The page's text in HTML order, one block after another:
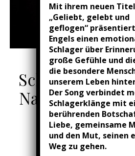
NEWS ...
Schlager- und
Nacht im
01/12/2023 / 0
Mit ihrem neuen Titel
„Geliebt, gelebt und
geflogen“
Engels einen
Schlager über
große Gefühle und
die besondere
unserem Leben
Der Song verbindet
Schlagerklänge mit
berührenden
Liebe, gemeinsame
und den Mut, seinen
Weg zu gehen.